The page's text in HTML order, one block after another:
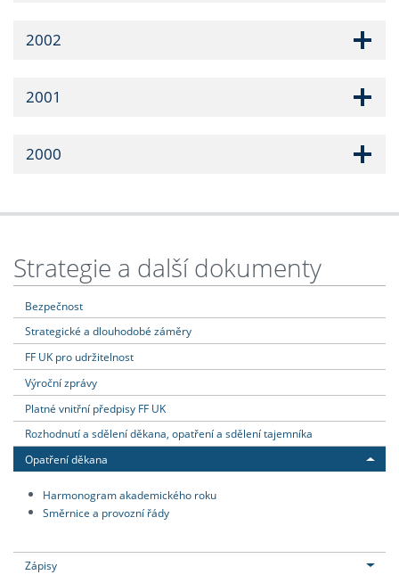
2002
2001
2000
Strategie a další dokumenty
Bezpečnost
Strategické a dlouhodobé záměry
FF UK pro udržitelnost
Výroční zprávy
Platné vnitřní předpisy FF UK
Rozhodnutí a sdělení děkana, opatření a sdělení tajemníka
Opatření děkana
Harmonogram akademického roku
Směrnice a provozní řády
Zápisy